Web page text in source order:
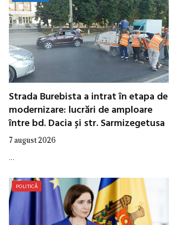
Strada Burebista a intrat în etapa de
modernizare: lucrări de amploare
între bd. Dacia și str. Sarmizegetusa
7 august 2026
…
POLITICĂ